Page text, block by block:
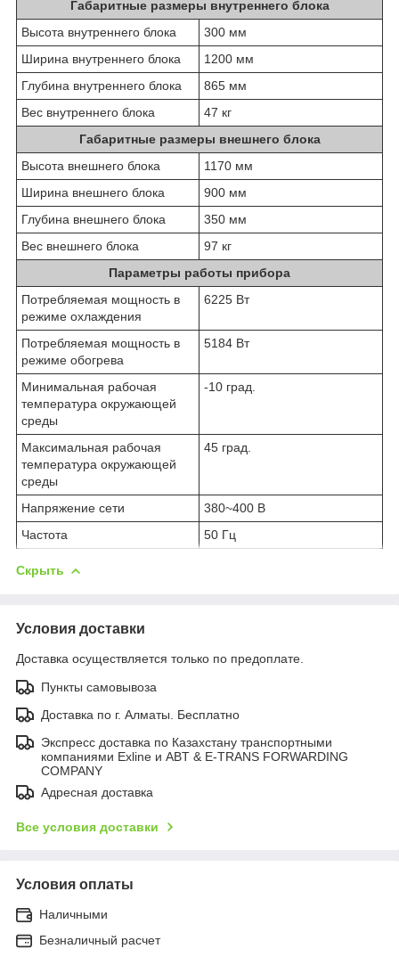
Габаритные размеры внутреннего блока
Высота внутреннего блока
300 мм
Ширина внутреннего блока
1200 мм
Глубина внутреннего блока
865 мм
Вес внутреннего блока
47 кг
Габаритные размеры внешнего блока
Высота внешнего блока
1170 мм
Ширина внешнего блока
900 мм
Глубина внешнего блока
350 мм
Вес внешнего блока
97 кг
Параметры работы прибора
Потребляемая мощность в
режиме охлаждения
6225 Вт
Потребляемая мощность в
режиме обогрева
5184 Вт
Минимальная рабочая
температура окружающей
среды
-10 град.
Максимальная рабочая
температура окружающей
среды
45 град.
Напряжение сети
380~400 В
Частота
50 Гц
Скрыть
Условия доставки
Доставка осуществляется только по предоплате.
Пункты самовывоза
Доставка по г. Алматы. Бесплатно
Экспресс доставка по Казахстану транспортными
компаниями Exline и ABT & E-TRANS FORWARDING
COMPANY
Адресная доставка
Все условия доставки
Условия оплаты
Наличными
Безналичный расчет